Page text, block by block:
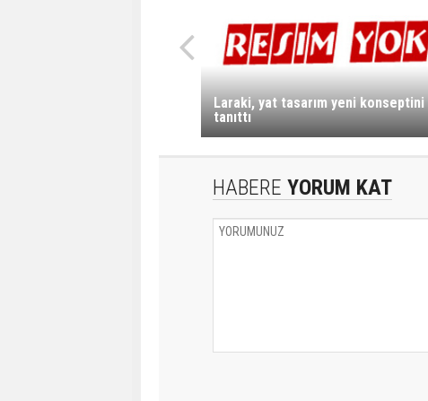
Laraki, yat tasarım yeni konseptini
tanıttı
HABERE YORUM KAT